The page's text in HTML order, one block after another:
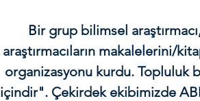
Bir grup bilimsel
araştırmacıların makalelerini/
organizasyonu kurdu. Topluluk
içindir". Çekirdek ekibimizde